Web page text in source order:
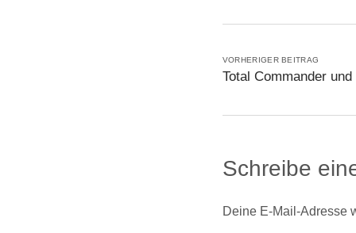
VORHERIGER BEITRAG
Total Commander und
Schreibe
Deine E-Mail-Adresse